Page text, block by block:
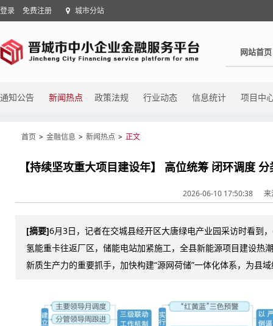
登录 免费注册 城市分站
网站首页
通知公告 新闻热点 政策法规 行业动态 信息统计 项目中
首页 > 金融信息 > 新闻热点 > 正文
【持续坚攻重大项目建设年】 高位统筹 闭环调度
2026-06-10 17:50:38 来
[摘要]6月3日，记者在交城县经开区大唐绿电产业园采访时看到
氢能重卡往返厂区，储能电站加紧施工，全县新能源项目建设热
新质生产力的重要抓手，加快构建“源网荷储”一体化体系，为县